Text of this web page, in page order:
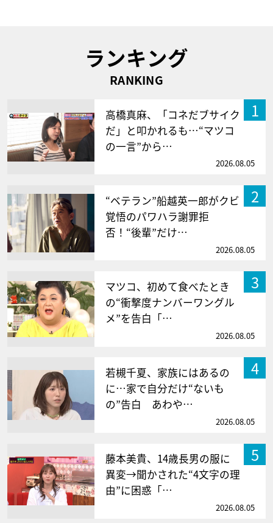
ランキング
RANKING
1
高橋真麻、「コネだブサイク
だ」と叩かれるも…“マツコ
の一言”から…
2026.08.05
2
“ベテラン”船越英一郎がクビ
覚悟のパワハラ謝罪拒
否！“後輩”だけ…
2026.08.05
3
マツコ、初めて食べたとき
の“衝撃度ナンバーワングル
メ”を告白「…
2026.08.05
4
若槻千夏、家族にはあるの
に…家で自分だけ“ないも
の”告白 あわや…
2026.08.05
5
藤本美貴、14歳長男の服に
異変→聞かされた“4文字の理
由”に困惑「…
2026.08.05